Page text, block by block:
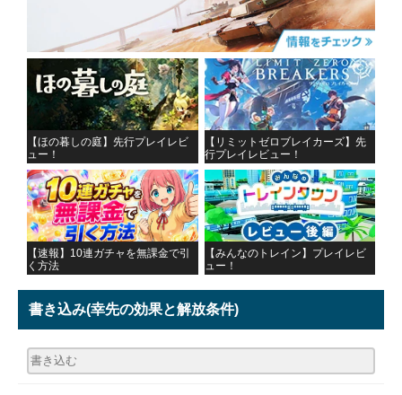
【ほの暮しの庭】先行プレイレビ
ュー！
【リミットゼロブレイカーズ】先
行プレイレビュー！
【速報】10連ガチャを無課金で引
く方法
【みんなのトレイン】プレイレビ
ュー！
書き込み(幸先の効果と解放条件)